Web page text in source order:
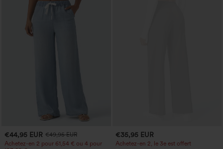
€44,95 EUR €49,95 EUR
Achetez-en 2 pour 61,54 € ou 4 pour
€35,95 EUR
Achetez-en 2, le 3e est offert